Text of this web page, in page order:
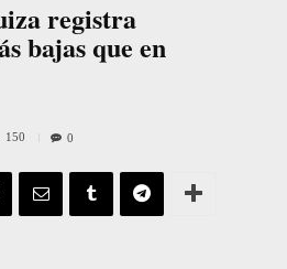
registra
bajas que en
150 0